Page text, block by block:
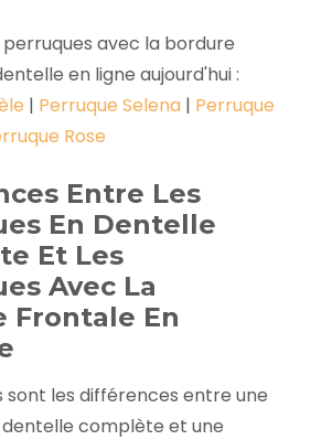
avec la bordure
en ligne aujourd'hui :
| Perruque Selena | Perruque
Rose
Entre Les
En Dentelle
Et Les
Avec La
Frontale En
sont les différences entre une
complète et une